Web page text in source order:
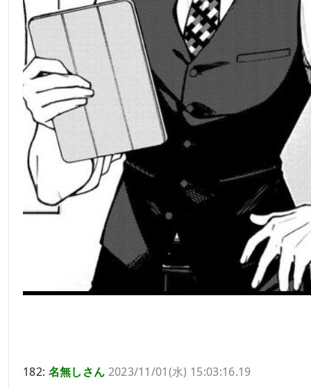
182: 名無しさん 2023/11/01(水) 15:03:16.19